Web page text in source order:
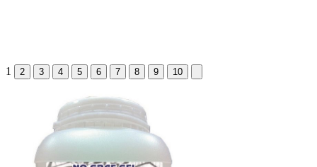
1 2 3 4 5 6 7 8 9 10